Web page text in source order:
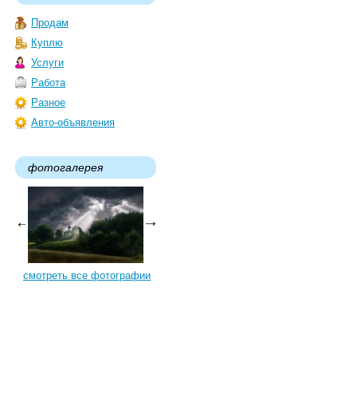
Продам
Куплю
Услуги
Работа
Разное
Авто-объявления
фотогалерея
смотреть все фотографии